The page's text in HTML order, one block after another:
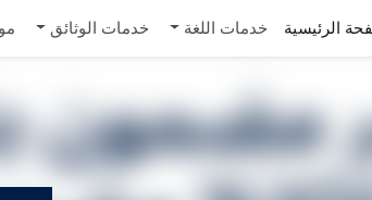
الرئيسية خدمات اللغة خدمات الوثائق